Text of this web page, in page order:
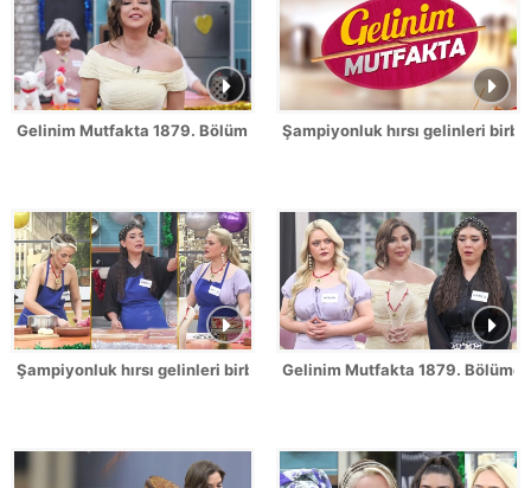
Gelinim Mutfakta 1879. Bölüm / 2 Temmuz 2026Şampiyonluk hırsı gelinleri
Şampiyonluk hırsı gelinleri birbirine düşürdü!Gelinim Mutfakta 1879.